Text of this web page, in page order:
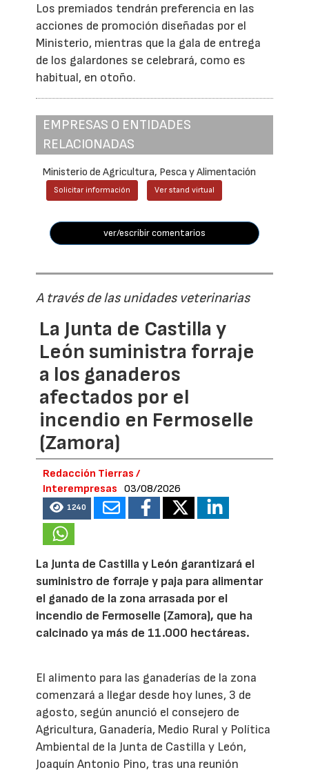
Los premiados tendrán preferencia en las
acciones de promoción diseñadas por el
Ministerio, mientras que la gala de entrega
de los galardones se celebrará, como es
habitual, en otoño.
EMPRESAS O ENTIDADES
RELACIONADAS
Ministerio de Agricultura, Pesca y Alimentación
Solicitar información Ver stand virtual
ver/escribir comentarios
A través de las unidades veterinarias
La Junta de Castilla y
León suministra forraje
a los ganaderos
afectados por el
incendio en Fermoselle
(Zamora)
Redacción Tierras /
Interempresas
03/08/2026
1240
La Junta de Castilla y León garantizará el
suministro de forraje y paja para alimentar
el ganado de la zona arrasada por el
incendio de Fermoselle (Zamora), que ha
calcinado ya más de 11.000 hectáreas.
El alimento para las ganaderías de la zona
comenzará a llegar desde hoy lunes, 3 de
agosto, según anunció el consejero de
Agricultura, Ganadería, Medio Rural y Política
Ambiental de la Junta de Castilla y León,
Joaquín Antonio Pino, tras una reunión